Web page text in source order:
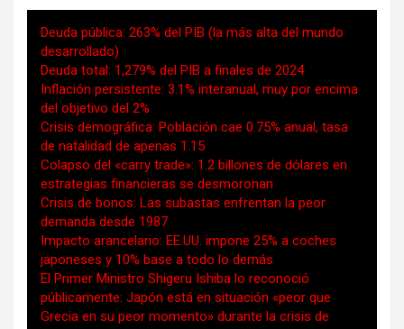
Deuda pública: 263% del PIB (la más alta del mundo
desarrollado)
Deuda total: 1,279% del PIB a finales de 2024
Inflación persistente: 3.1% interanual, muy por encima
del objetivo del 2%
Crisis demográfica: Población cae 0.75% anual, tasa
de natalidad de apenas 1.15
Colapso del «carry trade»: 1.2 billones de dólares en
estrategias financieras se desmoronan
Crisis de bonos: Las subastas enfrentan la peor
demanda desde 1987
Impacto arancelario: EE.UU. impone 25% a coches
japoneses y 10% base a todo lo demás
El Primer Ministro Shigeru Ishiba lo reconoció
públicamente: Japón está en situación «peor que
Grecia en su peor momento» durante la crisis de